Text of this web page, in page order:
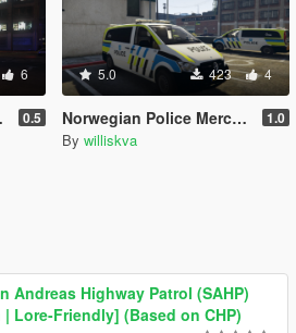
6
0.5
5.0 423 4
Norwegian Police Mercedes Benz Vito Fictional Livery (Williskva) 1.0
By williskva
Andreas Highway Patrol (SAHP)
Lore-Friendly] (Based on CHP)